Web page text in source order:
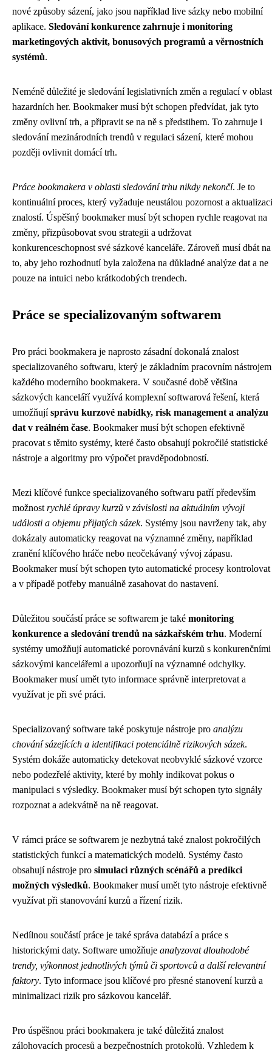
nové způsoby sázení, jako jsou například live sázky nebo mobilní
aplikace. Sledování konkurence zahrnuje i monitoring
marketingových aktivit, bonusových programů a věrnostních
systémů.
Neméně důležité je sledování legislativních změn a regulací v
hazardních her. Bookmaker musí být schopen předvídat, jak tyto
změny ovlivní trh, a připravit se na ně s předstihem. To zahrnuje i
sledování mezinárodních trendů v regulaci sázení, které mohou
později ovlivnit domácí trh.
Práce bookmakera v oblasti sledování trhu nikdy nekončí. Je to
kontinuální proces, který vyžaduje neustálou pozornost a aktualizaci
znalostí. Úspěšný bookmaker musí být schopen rychle reagovat na
změny, přizpůsobovat svou strategii a udržovat
konkurenceschopnost své sázkové kanceláře. Zároveň musí dbát na
to, aby jeho rozhodnutí byla založena na důkladné analýze dat a ne
pouze na intuici nebo krátkodobých trendech.
Práce se specializovaným softwarem
Pro práci bookmakera je naprosto zásadní dokonalá znalost
specializovaného softwaru, který je základním pracovním nástrojem
každého moderního bookmakera. V současné době většina
sázkových kanceláří využívá komplexní softwarová řešení, která
umožňujísprávu kurzové nabídky, risk management a analýzu
dat v reálném čase. Bookmaker musí být schopen efektivně
pracovat s těmito systémy, které často obsahují pokročilé statistické
nástroje a algoritmy pro výpočet pravděpodobností.
Mezi klíčové funkce specializovaného softwaru patří především
možnost rychlé úpravy kurzů v závislosti na aktuálním vývoji
události a objemu přijatých sázek. Systémy jsou navrženy tak, aby
dokázaly automaticky reagovat na významné změny, například
zranění klíčového hráče nebo neočekávaný vývoj zápasu.
Bookmaker musí být schopen tyto automatické procesy kontrolovat
a v případě potřeby manuálně zasahovat do nastavení.
Důležitou součástí práce se softwarem je také monitoring
konkurence a sledování trendů na sázkařském trhu. Moderní
systémy umožňují automatické porovnávání kurzů s konkurenčními
sázkovými kancelářemi a upozorňují na významné odchylky.
Bookmaker musí umět tyto informace správně interpretovat a
využívat je při své práci.
Specializovaný software také poskytuje nástroje pro analýzu
chování sázejících a identifikaci potenciálně rizikových sázek.
Systém dokáže automaticky detekovat neobvyklé sázkové vzorce
nebo podezřelé aktivity, které by mohly indikovat pokus o
manipulaci s výsledky. Bookmaker musí být schopen tyto signály
rozpoznat a adekvátně na ně reagovat.
V rámci práce se softwarem je nezbytná také znalost pokročilých
statistických funkcí a matematických modelů. Systémy často
obsahují nástroje pro simulaci různých scénářů a predikci
možných výsledků. Bookmaker musí umět tyto nástroje efektivně
využívat při stanovování kurzů a řízení rizik.
Nedílnou součástí práce je také správa databází a práce s
historickými daty. Software umožňuje analyzovat dlouhodobé
trendy, výkonnost jednotlivých týmů či sportovců a další relevantní
faktory. Tyto informace jsou klíčové pro přesné stanovení kurzů a
minimalizaci rizik pro sázkovou kancelář.
Pro úspěšnou práci bookmakera je také důležitá znalost
zálohovacích procesů a bezpečnostních protokolů. Vzhledem k